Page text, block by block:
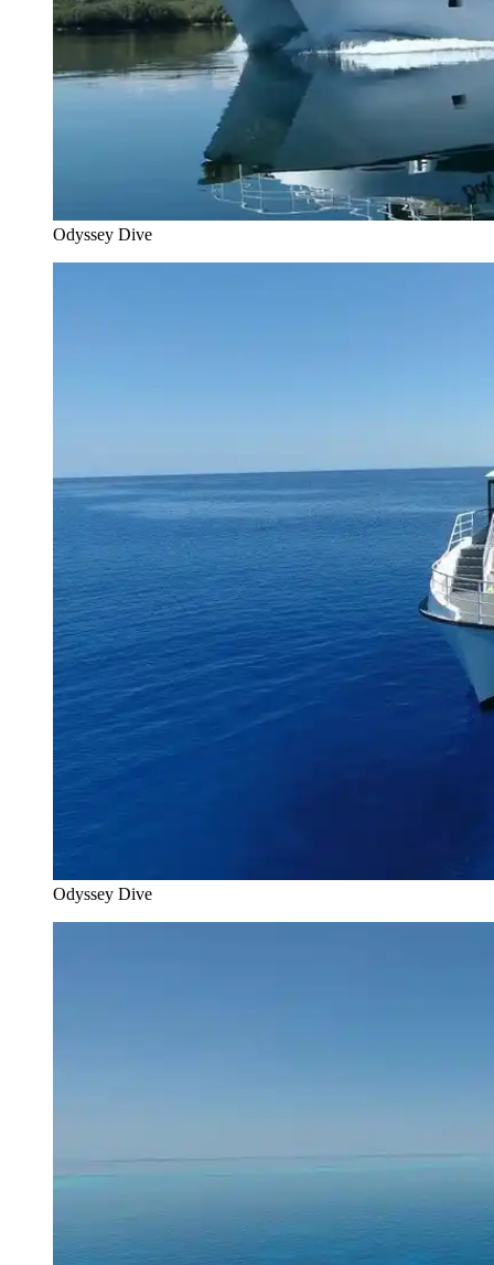
Odyssey Dive
Odyssey Dive